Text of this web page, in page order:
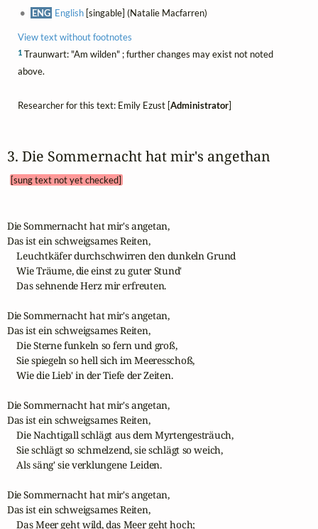
ENG English [singable] (Natalie Macfarren)
View text without footnotes
1Traunwart: "Am wilden" ; further changes may exist not noted
above.
Researcher for this text: Emily Ezust [Administrator]
3. Die Sommernacht hat mir's angethan
[sung text not yet checked]
Die Sommernacht hat mir's angetan,
Das ist ein schweigsames Reiten,
    Leuchtkäfer durchschwirren den dunkeln Grund
    Wie Träume, die einst zu guter Stund'
    Das sehnende Herz mir erfreuten.
Die Sommernacht hat mir's angetan,
Das ist ein schweigsames Reiten,
    Die Sterne funkeln so fern und groß,
    Sie spiegeln so hell sich im Meeresschoß,
    Wie die Lieb' in der Tiefe der Zeiten.
Die Sommernacht hat mir's angetan,
Das ist ein schweigsames Reiten,
    Die Nachtigall schlägt aus dem Myrtengesträuch,
    Sie schlägt so schmelzend, sie schlägt so weich,
    Als säng' sie verklungene Leiden.
Die Sommernacht hat mir's angetan,
Das ist ein schweigsames Reiten,
    Das Meer geht wild, das Meer geht hoch;